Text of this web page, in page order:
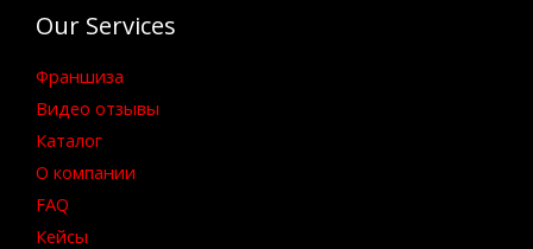
Our Services
Франшиза
Видео отзывы
Каталог
О компании
FAQ
Кейсы